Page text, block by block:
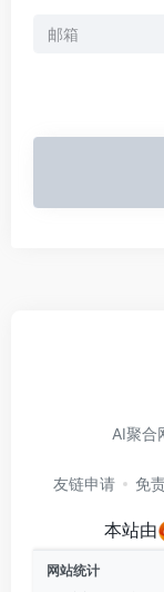
AI聚合
友链申请 免
本站由
网站统计